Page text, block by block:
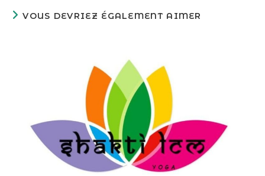
VOUS DEVRIEZ ÉGALEMENT AIMER